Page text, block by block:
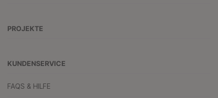
PROJEKTE
KUNDENSERVICE
FAQS & HILFE